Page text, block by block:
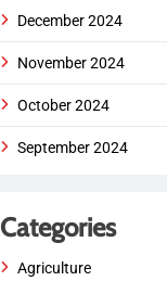
December 2024
November 2024
October 2024
September 2024
Categories
Agriculture